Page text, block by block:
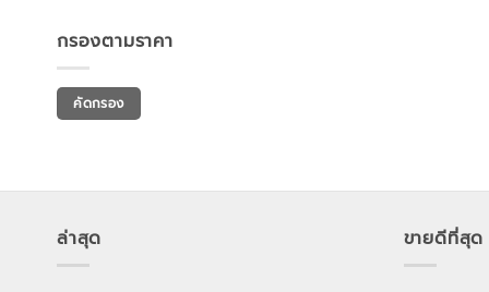
กรองตามราคา
ราคา
สุด
ราคา
สูงสุด
คัดกรอง
ล่าสุด ขายดีที่สุด